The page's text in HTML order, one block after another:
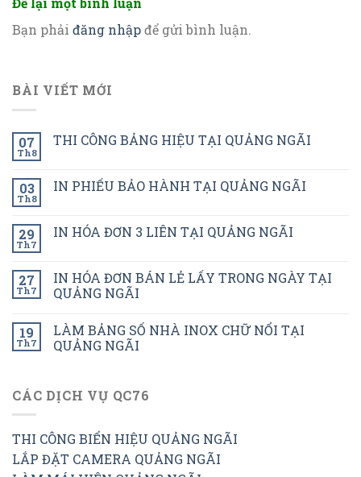
Bạn phải đăng nhậpđể gửi bình luận.
BÀI VIẾT MỚI
07
Th8
THI CÔNG BẢNG HIỆU TẠI QUẢNG NGÃI
03
Th8
IN PHIẾU BẢO HÀNH TẠI QUẢNG NGÃI
29
Th7
IN HÓA ĐƠN 3 LIÊN TẠI QUẢNG NGÃI
27
Th7
IN HÓA ĐƠN BÁN LẺ LẤY TRONG NGÀY TẠI
QUẢNG NGÃI
19
Th7
LÀM BẢNG SỐ NHÀ INOX CHỮ NỔI TẠI
QUẢNG NGÃI
CÁC DỊCH VỤ QC76
THI CÔNG BIỂN HIỆU QUẢNG NGÃI
LẮP ĐẶT CAMERA QUẢNG NGÃI